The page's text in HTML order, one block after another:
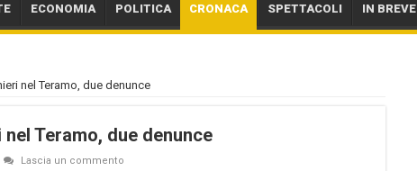
ECONOMIA POLITICA CRONACA SPETTACOLI IN BREVE
nel Teramo, due denunce
Teramo, due denunce
Lascia un commento